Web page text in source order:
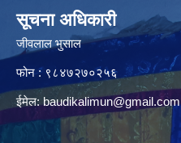
सूचना अधिकारी
जीवलाल भुसाल
फोन : ९८४७२७०२५६
ईमेल: baudikalimun@gmail.com